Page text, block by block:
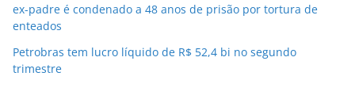
ex-padre é condenado a 48 anos de prisão por tortura de
enteados
Petrobras tem lucro líquido de R$ 52,4 bi no segundo
trimestre